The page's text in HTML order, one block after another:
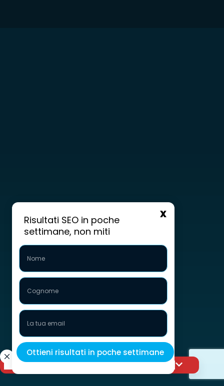
Porta la tua visibilità al livello successivo
Risultati SEO in poche
settimane, non miti